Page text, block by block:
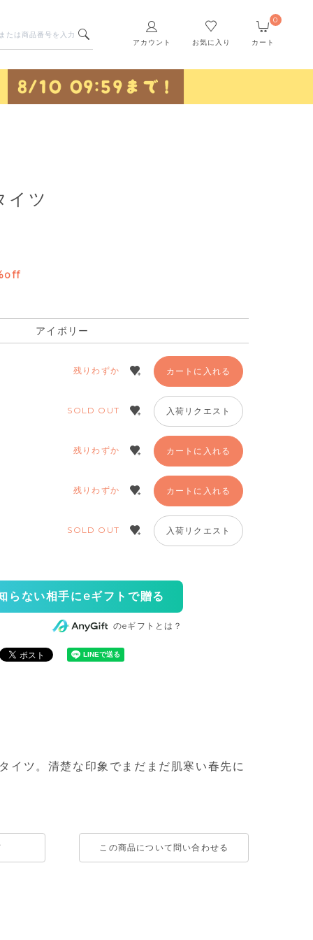
アカウント お気に入り カート
0
イツ
アイボリー
残りわずか カートに入れる
SOLD OUT 入荷リクエスト
残りわずか カートに入れる
残りわずか カートに入れる
SOLD OUT 入荷リクエスト
らない相手にeギフトで贈る
のeギフトとは？
イツ。清楚な印象でまだまだ肌寒い春先に
この商品について問い合わせる